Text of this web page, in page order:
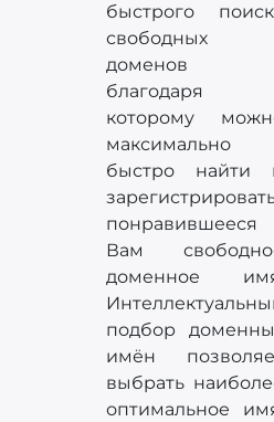
быстрого
свободных
доменов
благодаря
которому
максимально
быстро найти
понравившееся
Вам
доменное
подбор
имён
выбрать
оптимальное